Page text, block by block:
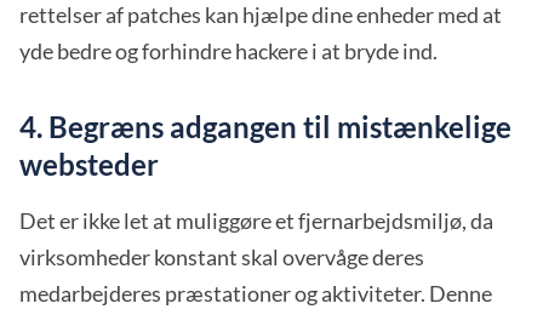
rettelser af patches kan hjælpe dine enheder med at
yde bedre og forhindre hackere i at bryde ind.
4. Begræns adgangen til mistænkelige
websteder
Det er ikke let at muliggøre et fjernarbejdsmiljø, da
virksomheder konstant skal overvåge deres
medarbejderes præstationer og aktiviteter. Denne